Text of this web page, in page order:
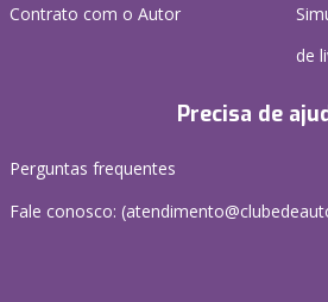
Contrato com o Autor
de
Precisa de
Perguntas frequentes
Fale conosco: (